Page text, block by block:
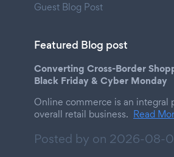
Guest Blog Post
Featured Blog post
Converting Cross-Border
Black Friday & Cyber Monday
Online commerce is an integral
overall retail business. Read
Posted by on 2026-08-